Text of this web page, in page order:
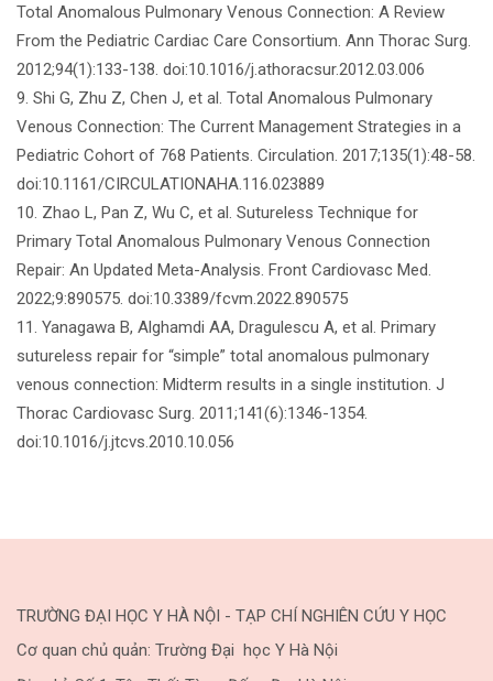
Total Anomalous Pulmonary Venous Connection: A Review
From the Pediatric Cardiac Care Consortium. Ann Thorac Surg.
2012;94(1):133-138. doi:10.1016/j.athoracsur.2012.03.006
9. Shi G, Zhu Z, Chen J, et al. Total Anomalous Pulmonary
Venous Connection: The Current Management Strategies in a
Pediatric Cohort of 768 Patients. Circulation. 2017;135(1):48-58.
doi:10.1161/CIRCULATIONAHA.116.023889
10. Zhao L, Pan Z, Wu C, et al. Sutureless Technique for
Primary Total Anomalous Pulmonary Venous Connection
Repair: An Updated Meta-Analysis. Front Cardiovasc Med.
2022;9:890575. doi:10.3389/fcvm.2022.890575
11. Yanagawa B, Alghamdi AA, Dragulescu A, et al. Primary
sutureless repair for “simple” total anomalous pulmonary
venous connection: Midterm results in a single institution. J
Thorac Cardiovasc Surg. 2011;141(6):1346-1354.
doi:10.1016/j.jtcvs.2010.10.056
TRƯỜNG ĐẠI HỌC Y HÀ NỘI - TẠP CHÍ NGHIÊN CỨU Y HỌC
Cơ quan chủ quản: Trường Đại học Y Hà Nội